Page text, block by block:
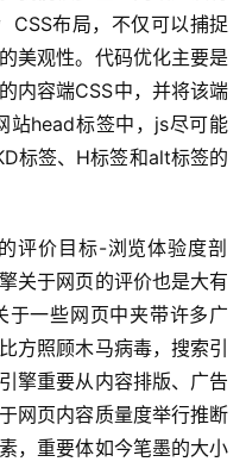
布局，不仅可以捕捉
美观性。代码优化主要是
内容端CSS中，并将该端
站head标签中，js尽可能
标签、H标签和alt标签的
关于网页的评价也是大有
一些网页中夹带许多广
方照顾木马病毒，搜索引
擎重要从内容排版、广告
网页内容质量度举行推断
，重要体如今笔墨的大小